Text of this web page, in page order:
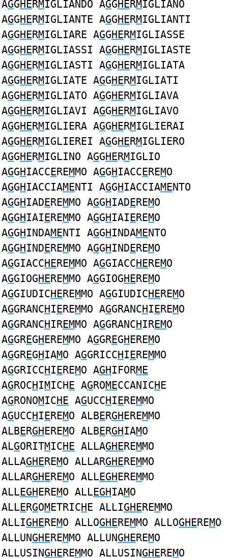
AGGHERMIGLIANDO AGGHERMIGLIANO
AGGHERMIGLIANTE AGGHERMIGLIANTI
AGGHERMIGLIARE AGGHERMIGLIASSE
AGGHERMIGLIASSI AGGHERMIGLIASTE
AGGHERMIGLIASTI AGGHERMIGLIATA
AGGHERMIGLIATE AGGHERMIGLIATI
AGGHERMIGLIATO AGGHERMIGLIAVA
AGGHERMIGLIAVI AGGHERMIGLIAVO
AGGHERMIGLIERA AGGHERMIGLIERAI
AGGHERMIGLIEREI AGGHERMIGLIERO
AGGHERMIGLINO AGGHERMIGLIO
AGGHIACCEREMMO AGGHIACCEREMO
AGGHIACCIAMENTI AGGHIACCIAMENTO
AGGHIADEREMMO AGGHIADEREMO
AGGHIAIEREMMO AGGHIAIEREMO
AGGHINDAMENTI AGGHINDAMENTO
AGGHINDEREMMO AGGHINDEREMO
AGGIACCHEREMMO AGGIACCHEREMO
AGGIOGHEREMMO AGGIOGHEREMO
AGGIUDICHEREMMO AGGIUDICHEREMO
AGGRANCHIEREMMO AGGRANCHIEREMO
AGGRANCHIREMMO AGGRANCHIREMO
AGGREGHEREMMO AGGREGHEREMO
AGGREGHIAMO AGGRICCHIEREMMO
AGGRICCHIEREMO AGHIFORME
AGROCHIMICHE AGROMECCANICHE
AGRONOMICHE AGUCCHIEREMMO
AGUCCHIEREMO ALBERGHEREMMO
ALBERGHEREMO ALBERGHIAMO
ALGORITMICHE ALLAGHEREMMO
ALLAGHEREMO ALLARGHEREMMO
ALLARGHEREMO ALLEGHEREMMO
ALLEGHEREMO ALLEGHIAMO
ALLERGOMETRICHE ALLIGHEREMMO
ALLIGHEREMO ALLOGHEREMMO ALLOGHEREMO
ALLUNGHEREMMO ALLUNGHEREMO
ALLUSINGHEREMMO ALLUSINGHEREMO